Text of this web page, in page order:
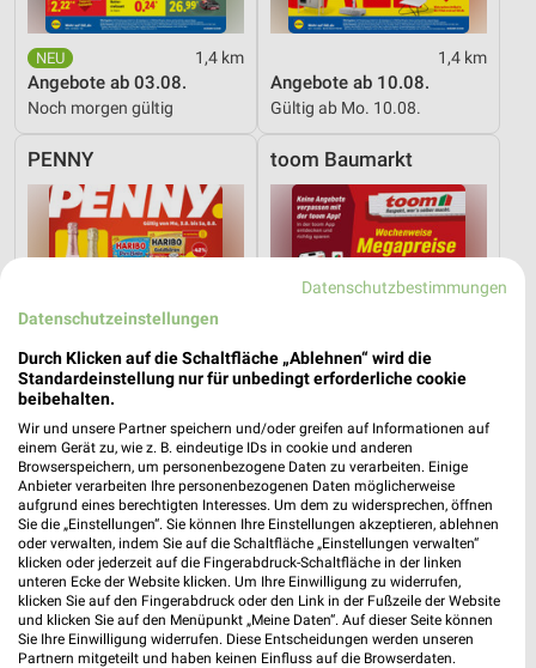
1,4 km
Angebote ab 03.08.
Noch morgen gültig
1,4 km
Angebote ab 10.08.
Gültig ab Mo. 10.08.
PENNY
2,4 km
Angebote ab 03.08.
Noch morgen gültig
toom Baumarkt
2,8 km
Angebote ab 01.08.
Noch heute gültig
Kaufland REWE
Datenschutzbestimmungen
Datenschutzeinstellungen
Durch Klicken auf die Schaltfläche „Ablehnen“ wird die
Standardeinstellung nur für unbedingt erforderliche cookie
beibehalten.
Wir und unsere Partner speichern und/oder greifen auf Informationen auf
einem Gerät zu, wie z. B. eindeutige IDs in cookie und anderen
Browserspeichern, um personenbezogene Daten zu verarbeiten. Einige
Anbieter verarbeiten Ihre personenbezogenen Daten möglicherweise
aufgrund eines berechtigten Interesses. Um dem zu widersprechen, öffnen
Sie die „Einstellungen“. Sie können Ihre Einstellungen akzeptieren, ablehnen
oder verwalten, indem Sie auf die Schaltfläche „Einstellungen verwalten“
klicken oder jederzeit auf die Fingerabdruck-Schaltfläche in der linken
unteren Ecke der Website klicken. Um Ihre Einwilligung zu widerrufen,
klicken Sie auf den Fingerabdruck oder den Link in der Fußzeile der Website
und klicken Sie auf den Menüpunkt „Meine Daten“. Auf dieser Seite können
Sie Ihre Einwilligung widerrufen. Diese Entscheidungen werden unseren
Partnern mitgeteilt und haben keinen Einfluss auf die Browserdaten.